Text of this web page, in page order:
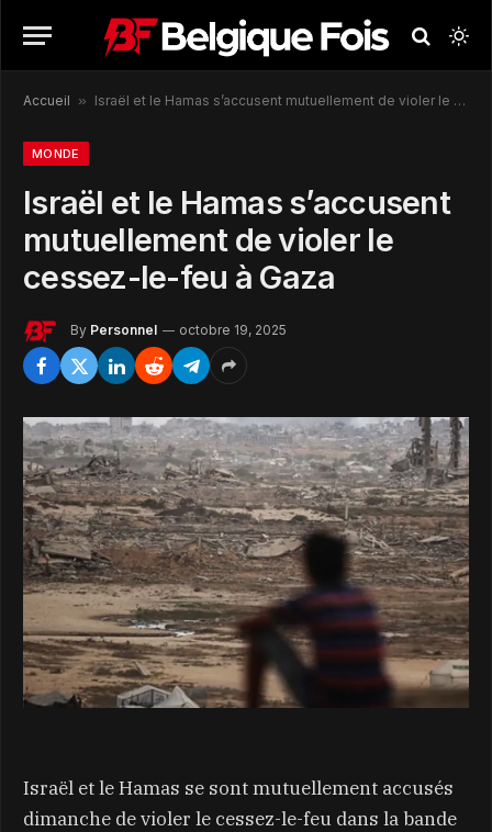
Accueil » Israël et le Hamas s’accusent mutuellement de violer le cessez-le-feu à Gaza
MONDE
Israël et le Hamas s’accusent
mutuellement de violer le
cessez-le-feu à Gaza
By Personnel octobre 19, 2025
Israël et le Hamas se sont mutuellement accusés
dimanche de violer le cessez-le-feu dans la bande